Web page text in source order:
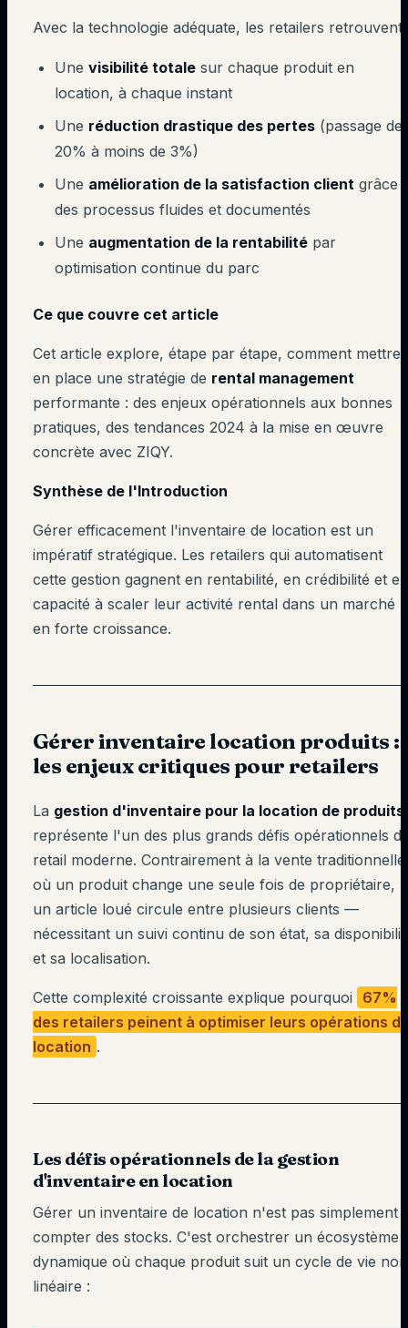
Avec la technologie adéquate, les retailers retrouvent
Une visibilité totale sur chaque produit en
location, à chaque instant
Une réduction drastique des pertes (passage de
20% à moins de 3%)
Une amélioration de la satisfaction client grâce
des processus fluides et documentés
Une augmentation de la rentabilité par
optimisation continue du parc
Ce que couvre cet article
Cet article explore, étape par étape, comment mettre
en place une stratégie de rental management
performante : des enjeux opérationnels aux bonnes
pratiques, des tendances 2024 à la mise en œuvre
concrète avec ZIQY.
Synthèse de l'Introduction
Gérer efficacement l'inventaire de location est un
impératif stratégique. Les retailers qui automatisent
cette gestion gagnent en rentabilité, en crédibilité et en
capacité à scaler leur activité rental dans un marché
en forte croissance.
Gérer inventaire location produits :
les enjeux critiques pour retailers
La gestion d'inventaire pour la location de produits
représente l'un des plus grands défis opérationnels
retail moderne. Contrairement à la vente
où un produit change une seule fois de propriétaire,
un article loué circule entre plusieurs clients —
nécessitant un suivi continu de son état, sa
et sa localisation.
Cette complexité croissante explique pourquoi
67%
des retailers peinent à optimiser leurs opérations
location .
Les défis opérationnels de la gestion
d'inventaire en location
Gérer un inventaire de location n'est pas simplement
compter des stocks. C'est orchestrer un écosystème
dynamique où chaque produit suit un cycle de vie
linéaire :